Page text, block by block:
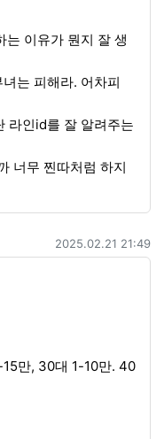
는 이유가 뭔지 잘 생
는 피해라. 어차피
라인id를 잘 알려주는
너무 찐따처럼 하지
작성일
2025.02.21 21:49
만, 30대 1-10만. 40